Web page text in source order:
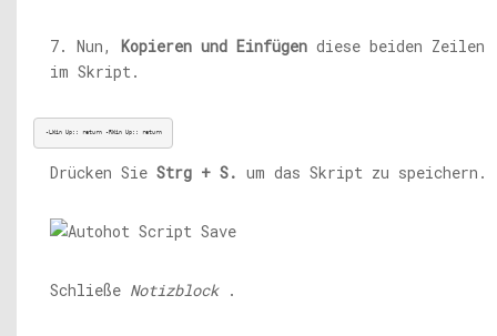
7. Nun, Kopieren und Einfügen diese beiden Zeilen
im Skript.
-LWin Up:: return -RWin Up:: return
Drücken Sie Strg + S. um das Skript zu speichern.
Schließe Notizblock.